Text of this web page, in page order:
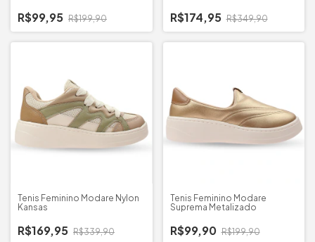
R$99,95 R$199,90 R$174,95 R$349,90
Tenis Feminino Modare Nylon
Kansas
R$169,95 R$339,90
Tenis Feminino Modare
Suprema Metalizado
R$99,90 R$199,90